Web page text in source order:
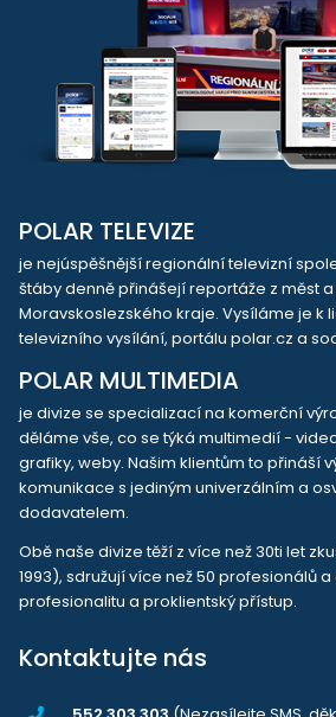
POLAR TELEVIZE
je nejúspěšnější regionální televizní
štáby denně přinášejí reportáže z měst
Moravskoslezského kraje. Vysíláme je k
televizního vysílání, portálu polar.cz a
POLAR MULTIMEDIA
je divize se specializací na komerční
děláme vše, co se týká multimedií -
grafiky, weby. Našim klientům to přináší
komunikace s jediným univerzálním a
dodavatelem.
Obě naše divize těží z více než 30ti let
1993), sdružují více než 50 profesionálů
profesionalitu a proklientský přístup.
Kontaktujte nás